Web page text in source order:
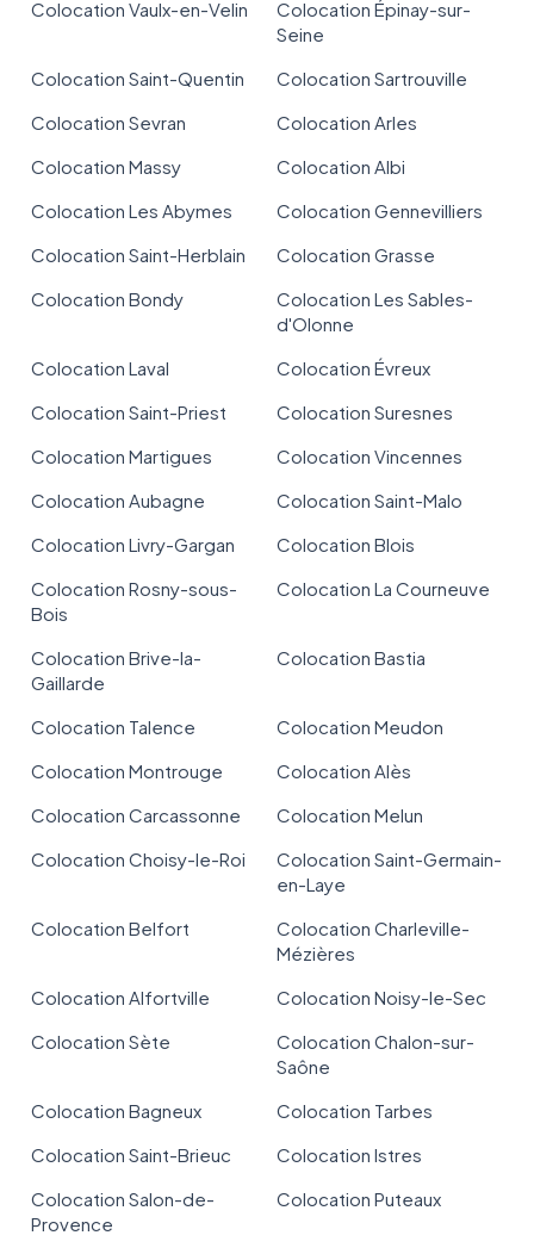
Colocation Vaulx-en-Velin
Colocation Épinay-sur-
Seine
Colocation Saint-Quentin
Colocation Sartrouville
Colocation Sevran
Colocation Arles
Colocation Massy
Colocation Albi
Colocation Les Abymes
Colocation Gennevilliers
Colocation Saint-Herblain
Colocation Grasse
Colocation Bondy
Colocation Les Sables-
d'Olonne
Colocation Laval
Colocation Évreux
Colocation Saint-Priest
Colocation Suresnes
Colocation Martigues
Colocation Vincennes
Colocation Aubagne
Colocation Saint-Malo
Colocation Livry-Gargan
Colocation Blois
Colocation Rosny-sous-
Bois
Colocation La Courneuve
Colocation Brive-la-
Gaillarde
Colocation Bastia
Colocation Talence
Colocation Meudon
Colocation Montrouge
Colocation Alès
Colocation Carcassonne
Colocation Melun
Colocation Choisy-le-Roi
Colocation Saint-Germain-
en-Laye
Colocation Belfort
Colocation Charleville-
Mézières
Colocation Alfortville
Colocation Noisy-le-Sec
Colocation Sète
Colocation Chalon-sur-
Saône
Colocation Bagneux
Colocation Tarbes
Colocation Saint-Brieuc
Colocation Istres
Colocation Salon-de-
Provence
Colocation Puteaux